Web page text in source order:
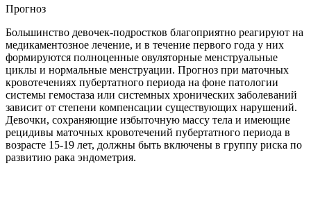
Прогноз
Большинство девочек-подростков благоприятно реагируют на
медикаментозное лечение, и в течение первого года у них
формируются полноценные овуляторные менструальные
циклы и нормальные менструации. Прогноз при маточных
кровотечениях пубертатного периода на фоне патологии
системы гемостаза или системных хронических заболеваний
зависит от степени компенсации существующих нарушений.
Девочки, сохраняющие избыточную массу тела и имеющие
рецидивы маточных кровотечений пубертатного периода в
возрасте 15-19 лет, должны быть включены в группу риска по
развитию рака эндометрия.